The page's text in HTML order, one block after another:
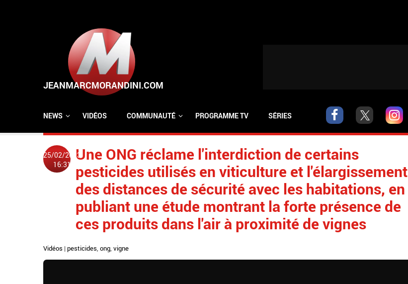
NEWS VIDÉOS COMMUNAUTÉ PROGRAMME TV SÉRIES
25/02/2023
16:31
Une ONG réclame l'interdiction de certains
pesticides utilisés en viticulture et l'élargissement
des distances de sécurité avec les habitations, en
publiant une étude montrant la forte présence de
ces produits dans l'air à proximité de vignes
Vidéos | pesticides, ong, vigne